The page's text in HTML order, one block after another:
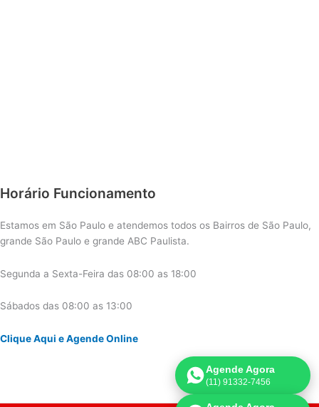
Horário Funcionamento
Estamos em São Paulo e atendemos todos os Bairros de São Paulo,
grande São Paulo e grande ABC Paulista.
Segunda a Sexta-Feira das 08:00 as 18:00
Sábados das 08:00 as 13:00
Clique Aqui e Agende Online
Agende Agora
(11) 91332-7456